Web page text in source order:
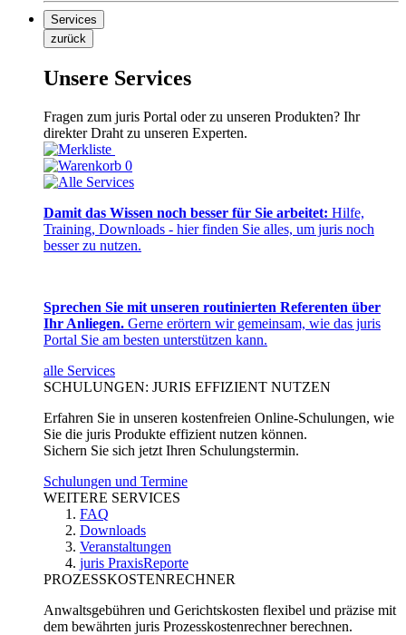
Services
zurück
Unsere Services
Fragen zum juris Portal oder zu unseren Produkten? Ihr
direkter Draht zu unseren Experten.
0
Damit das Wissen noch besser für Sie arbeitet: Hilfe,
Training, Downloads - hier finden Sie alles, um juris noch
besser zu nutzen.
Sprechen Sie mit unseren routinierten Referenten über
Ihr Anliegen. Gerne erörtern wir gemeinsam, wie das juris
Portal Sie am besten unterstützen kann.
alle Services
SCHULUNGEN: JURIS EFFIZIENT NUTZEN
Erfahren Sie in unseren kostenfreien Online-Schulungen, wie
Sie die juris Produkte effizient nutzen können.
Sichern Sie sich jetzt Ihren Schulungstermin.
Schulungen und Termine
WEITERE SERVICES
FAQ
Downloads
Veranstaltungen
juris PraxisReporte
PROZESSKOSTENRECHNER
Anwaltsgebühren und Gerichtskosten flexibel und präzise mit
dem bewährten juris Prozesskostenrechner berechnen.